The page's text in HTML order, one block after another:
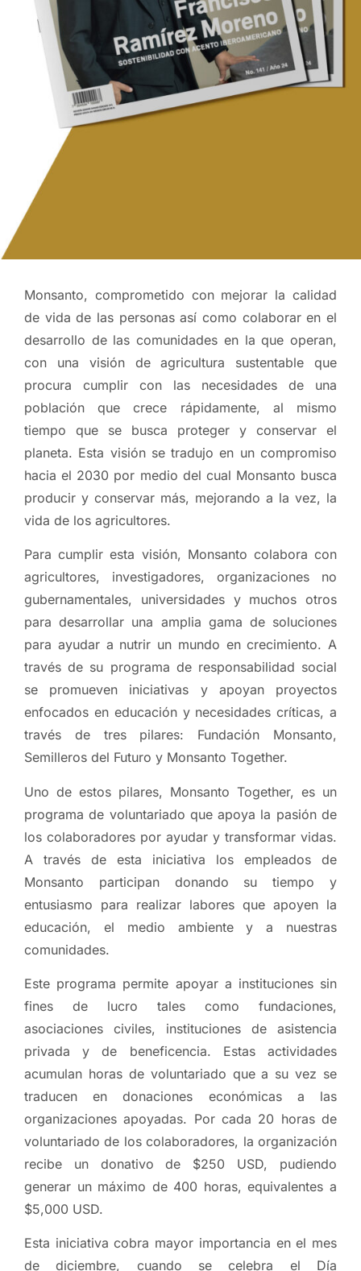
Monsanto, comprometido con mejorar la calidad
de vida de las personas así como colaborar en el
desarrollo de las comunidades en la que operan,
con una visión de agricultura sustentable que
procura cumplir con las necesidades de una
población que crece rápidamente, al mismo
tiempo que se busca proteger y conservar el
planeta. Esta visión se tradujo en un compromiso
hacia el 2030 por medio del cual Monsanto busca
producir y conservar más, mejorando a la vez, la
vida de los agricultores.
Para cumplir esta visión, Monsanto colabora con
agricultores, investigadores, organizaciones no
gubernamentales, universidades y muchos otros
para desarrollar una amplia gama de soluciones
para ayudar a nutrir un mundo en crecimiento. A
través de su programa de responsabilidad social
se promueven iniciativas y apoyan proyectos
enfocados en educación y necesidades críticas, a
través de tres pilares: Fundación Monsanto,
Semilleros del Futuro y Monsanto Together.
Uno de estos pilares, Monsanto Together, es un
programa de voluntariado que apoya la pasión de
los colaboradores por ayudar y transformar vidas.
A través de esta iniciativa los empleados de
Monsanto participan donando su tiempo y
entusiasmo para realizar labores que apoyen la
educación, el medio ambiente y a nuestras
comunidades.
Este programa permite apoyar a instituciones sin
fines de lucro tales como fundaciones,
asociaciones civiles, instituciones de asistencia
privada y de beneficencia. Estas actividades
acumulan horas de voluntariado que a su vez se
traducen en donaciones económicas a las
organizaciones apoyadas. Por cada 20 horas de
voluntariado de los colaboradores, la organización
recibe un donativo de $250 USD, pudiendo
generar un máximo de 400 horas, equivalentes a
$5,000 USD.
Esta iniciativa cobra mayor importancia en el mes
de diciembre, cuando se celebra el Día